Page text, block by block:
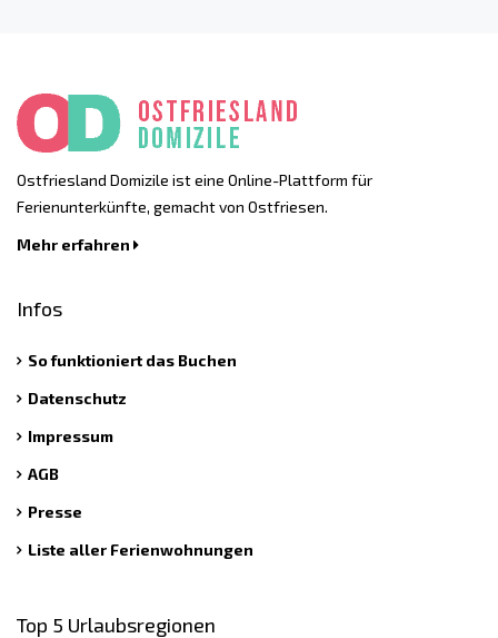
Ostfriesland Domizile ist eine Online-Plattform für
Ferienunterkünfte, gemacht von Ostfriesen.
Mehr erfahren
Infos
So funktioniert das Buchen
Datenschutz
Impressum
AGB
Presse
Liste aller Ferienwohnungen
Top 5 Urlaubsregionen